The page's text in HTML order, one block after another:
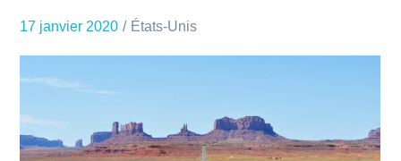
17 janvier 2020 États-Unis